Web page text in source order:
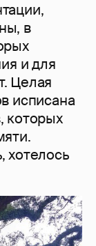
в
и для
Целая
исписана
которых
хотелось